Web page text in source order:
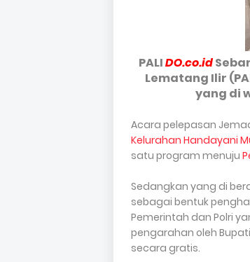
PALIDO.co.id
Lematang Ilir
yang di
Acara pelepasan
Kelurahan Handayani
satu program menuju
Sedangkan yang di
sebagai bentuk
Pemerintah dan Polri
pengarahan oleh
secara gratis.